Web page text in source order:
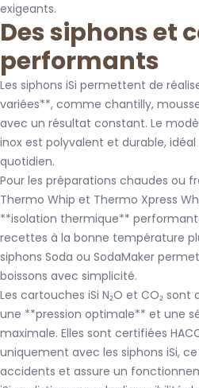
exigeants.
Des siphons et
performants
Lessiphons iSi permettent de
variées**, comme chantilly,
avec un résultat constant. Le
inox est polyvalent et durable,
quotidien.
Pour les préparations chaudes ou
Thermo Whipet Thermo Xpress
**isolation thermique**
recettes à la bonne température
siphons Soda ou SodaMaker
boissons avec simplicité.
Les cartouches iSi N₂O et CO₂ sont
une **pression optimale** et une
maximale. Elles sont certifiées
uniquement avec les siphons iSi,
accidents et assure un